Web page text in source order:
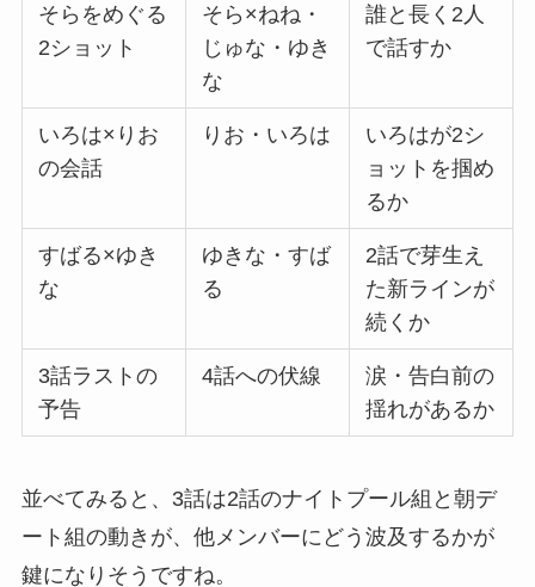
そらをめぐる
2ショット
そら×ねね・
じゅな・ゆき
な
誰と長く2人
で話すか
いろは×りお
の会話
りお・いろは
いろはが2シ
ョットを掴め
るか
すばる×ゆき
な
ゆきな・すば
る
2話で芽生え
た新ラインが
続くか
3話ラストの
予告
4話への伏線
涙・告白前の
揺れがあるか
並べてみると、3話は2話のナイトプール組と朝デ
ート組の動きが、他メンバーにどう波及するかが
鍵になりそうですね。